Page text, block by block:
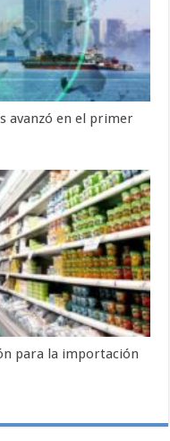
avanzó en el primer
para la importación